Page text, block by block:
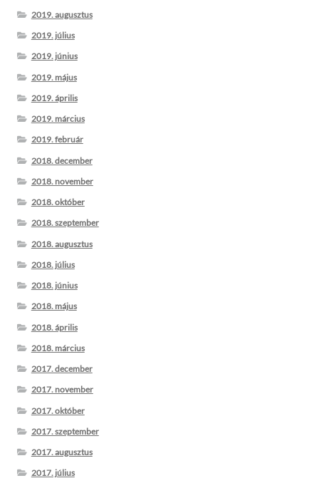
2019. augusztus
2019. július
2019. június
2019. május
2019. április
2019. március
2019. február
2018. december
2018. november
2018. október
2018. szeptember
2018. augusztus
2018. július
2018. június
2018. május
2018. április
2018. március
2017. december
2017. november
2017. október
2017. szeptember
2017. augusztus
2017. július